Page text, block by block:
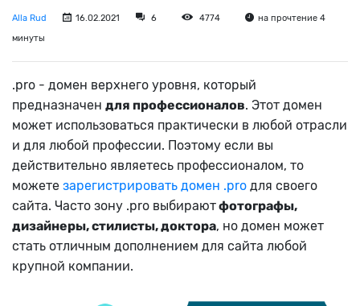
Alla Rud 16.02.2021 6 4774
на прочтение 4
минуты
.pro - домен верхнего уровня, который
предназначен для профессионалов. Этот домен
может использоваться практически в любой отрасли
и для любой профессии. Поэтому если вы
действительно являетесь профессионалом, то
можете зарегистрировать домен .pro для своего
сайта. Часто зону .pro выбираютфотографы,
дизайнеры, стилисты, доктора, но домен может
стать отличным дополнением для сайта любой
крупной компании.